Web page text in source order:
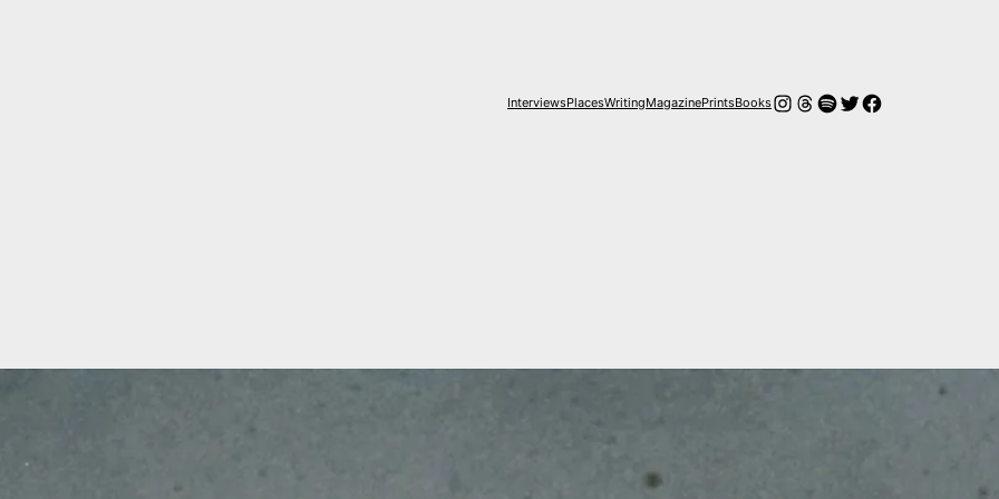
InterviewsPlacesWritingMagazinePrintsBooksInstagram
Hilos
Spotify
Twitter
Facebook